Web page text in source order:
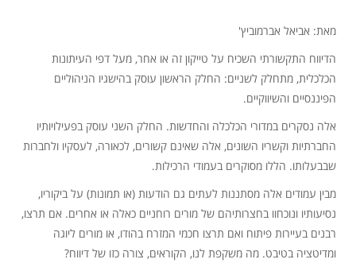
מאת: אביאל אברמוביץ'
הדיווח התקשורתי השכיח על טייקון זה או אחר, מעל דפי העיתונות
הכלכלית, מתחלק לשניים: החלק הראשון עוסק בהישגיו הניהוליים
הפיננסיים והשיווקיים.
אלה נסקרים במדורי הכלכלה והחדשות. החלק השני עוסק בפעילויותיו
החברתיות וקשריו השונים, אלה שאינם קשורים, לכאורה, לעסקיו ולחברות
שבבעלותו. הללו מסוקרים בעמודי הרכילות.
מבין עמודים אלה מסתננות לעתים גם הודעות (או תמונות) על ביקוריו,
נסיעותיו ונוכחוו בחצרותיהם של מורים רוחניים כאלה או אחרים. אם תרצו,
רבנים בעיירות פיתוח ואם תרצו חכמי המזרח בהודו, או מורים ליוגה
ומדיטציה בטיבט. מה משקפת לנו, הקוראים, צורה כזו של דיווח?